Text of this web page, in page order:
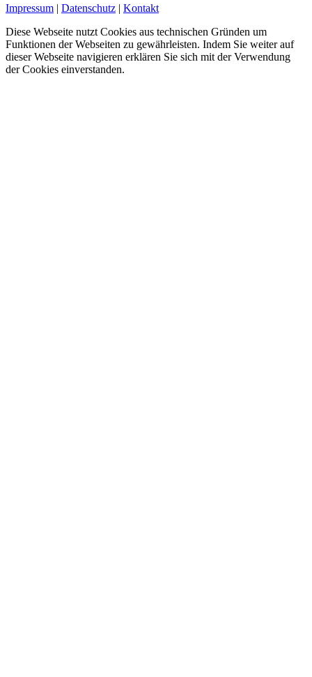
Impressum | Datenschutz | Kontakt
Diese Webseite nutzt Cookies aus technischen Gründen um
Funktionen der Webseiten zu gewährleisten. Indem Sie weiter auf
dieser Webseite navigieren erklären Sie sich mit der Verwendung
der Cookies einverstanden.